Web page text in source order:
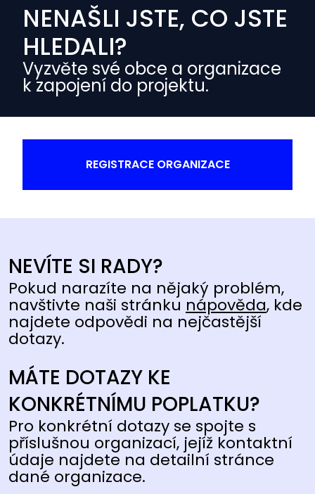
NENAŠLI JSTE, CO JSTE
HLEDALI?
Vyzvěte své obce a organizace
k zapojení do projektu.
REGISTRACE ORGANIZACE
NEVÍTE SI RADY?
Pokud narazíte na nějaký problém,
navštivte naši stránku nápověda, kde
najdete odpovědi na nejčastější
dotazy.
MÁTE DOTAZY KE
KONKRÉTNÍMU POPLATKU?
Pro konkrétní dotazy se spojte s
příslušnou organizací, jejíž kontaktní
údaje najdete na detailní stránce
dané organizace.